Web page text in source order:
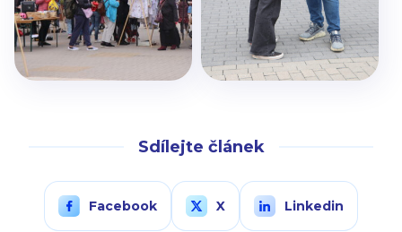
Sdílejte článek
Facebook X Linkedin